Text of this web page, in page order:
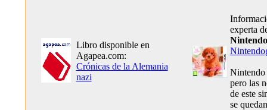
Libro disponible en
Agapea.com:
Crónicas de la Alemania
nazi
experta
Nintendo
pero las
de este
se